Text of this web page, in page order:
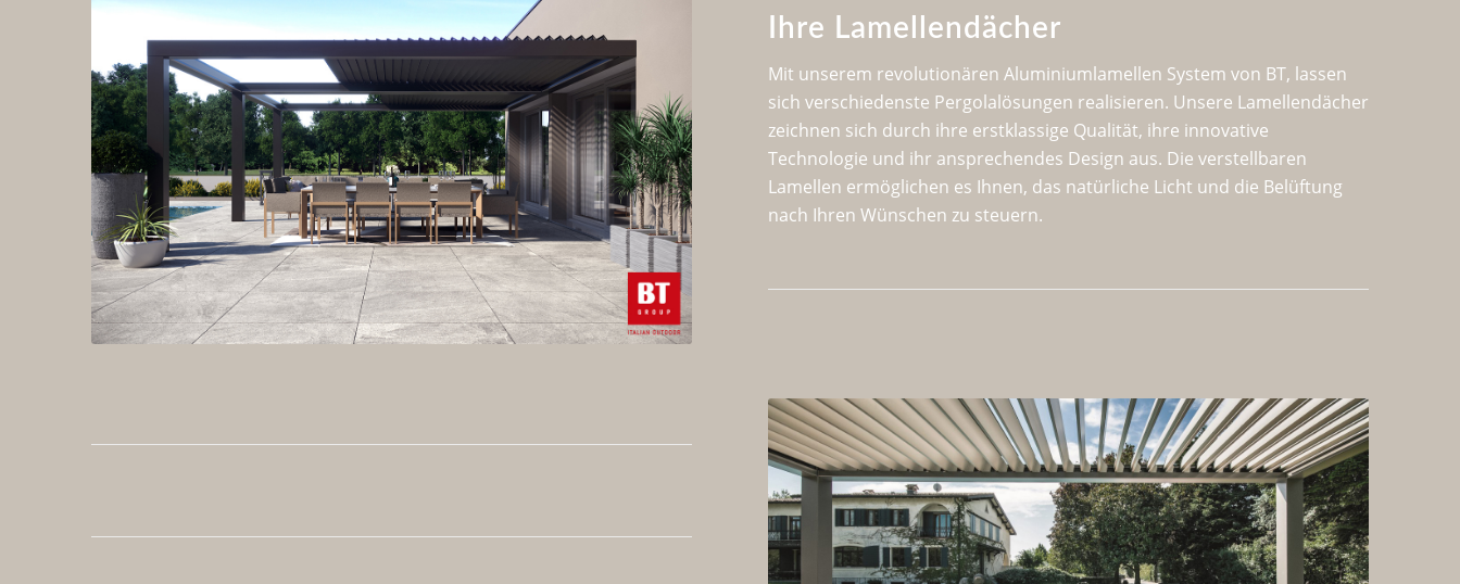
Ihre Lamellendächer
Mit unserem revolutionären Aluminiumlamellen System von BT, lassen
sich verschiedenste Pergolalösungen realisieren. Unsere Lamellendächer
zeichnen sich durch ihre erstklassige Qualität, ihre innovative
Technologie und ihr ansprechendes Design aus. Die verstellbaren
Lamellen ermöglichen es Ihnen, das natürliche Licht und die Belüftung
nach Ihren Wünschen zu steuern.